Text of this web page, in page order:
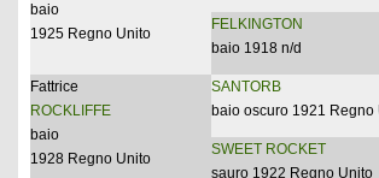
baio
1925 Regno Unito
FELKINGTON
baio 1918 n/d
Fattrice
ROCKLIFFE
baio
1928 Regno Unito
SANTORB
baio oscuro 1921 Regno
SWEET ROCKET
sauro 1922 Regno Unito